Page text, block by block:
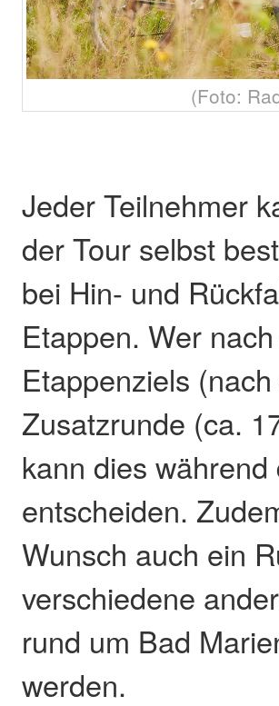
(Foto:
Jeder Teilnehmer
der Tour selbst
bei Hin- und
Etappen. Wer
Etappenziels
Zusatzrunde (ca.
kann dies
entscheiden.
Wunsch auch ein
verschiedene
rund um Bad
werden.